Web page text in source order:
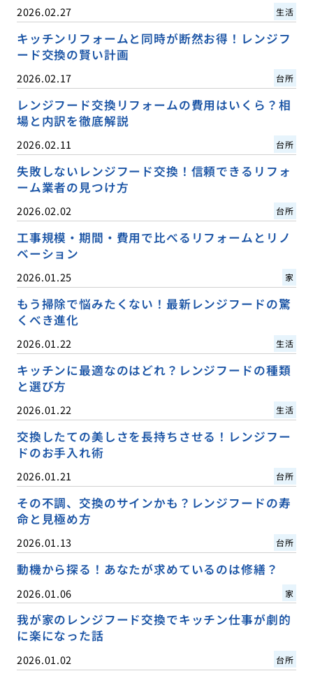
2026.02.27 生活
キッチンリフォームと同時が断然お得！レンジフ
ード交換の賢い計画
2026.02.17 台所
レンジフード交換リフォームの費用はいくら？相
場と内訳を徹底解説
2026.02.11 台所
失敗しないレンジフード交換！信頼できるリフォ
ーム業者の見つけ方
2026.02.02 台所
工事規模・期間・費用で比べるリフォームとリノ
ベーション
2026.01.25 家
もう掃除で悩みたくない！最新レンジフードの驚
くべき進化
2026.01.22 生活
キッチンに最適なのはどれ？レンジフードの種類
と選び方
2026.01.22 生活
交換したての美しさを長持ちさせる！レンジフー
ドのお手入れ術
2026.01.21 台所
その不調、交換のサインかも？レンジフードの寿
命と見極め方
2026.01.13 台所
動機から探る！あなたが求めているのは修繕？
2026.01.06 家
我が家のレンジフード交換でキッチン仕事が劇的
に楽になった話
2026.01.02 台所